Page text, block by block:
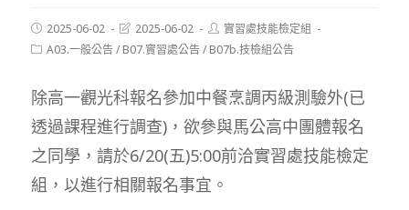
Post
published:
2025-06-02
Post
modified:
2025-06-02
Post
author:
實習處技能檢定組
PostA03.一般公告/ B07.實習處公告/ B07b.技檢組公告
除高一觀光科報名參加中餐烹調丙級測驗外(已
透過課程進行調查)，欲參與馬公高中團體報名
之同學，請於6/20(五)5:00前洽實習處技能檢定
組，以進行相關報名事宜。